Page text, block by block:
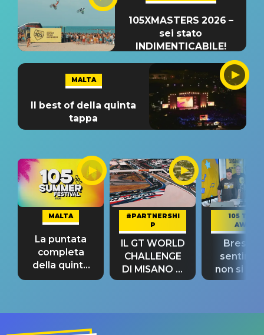
105XMASTERS 2026 –
sei stato
INDIMENTICABILE!
MALTA
Il best of della quinta
tappa
MALTA
La puntata
completa
della quinta
tappa
#PARTNERSHI
P
IL GT WORLD
CHALLENGE
DI MISANO si
riconferma
105 TAKE
AWAY
Bresh:
non si
fino alla